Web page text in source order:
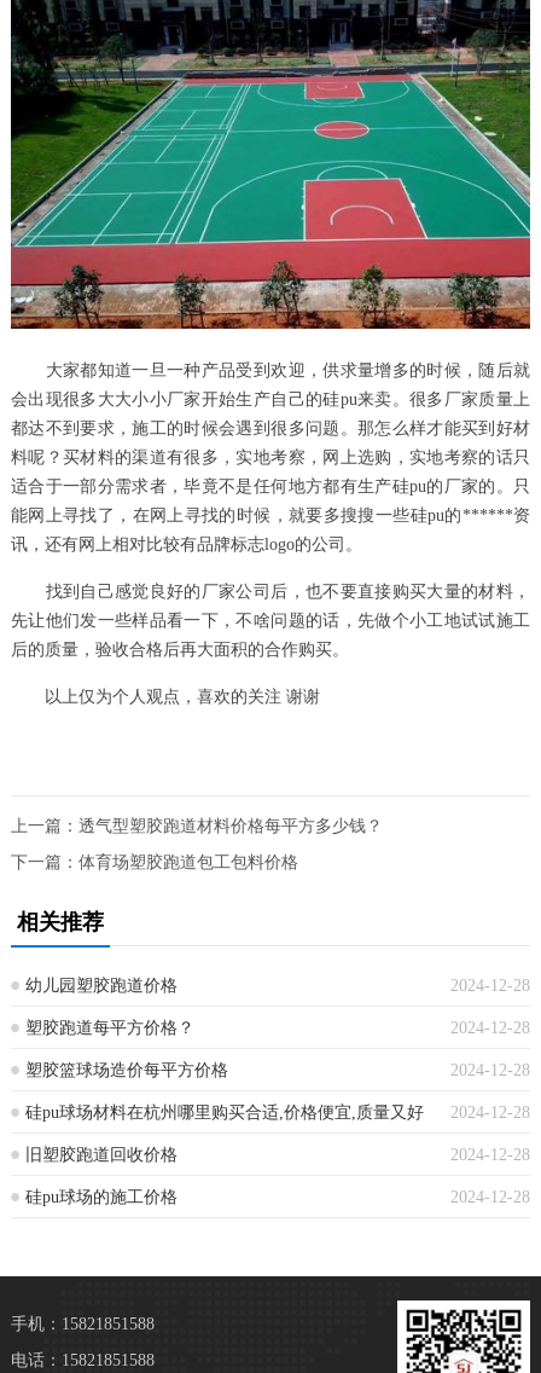
大家都知道一旦一种产品受到欢迎，供求量增多的时候，随后就
会出现很多大大小小厂家开始生产自己的硅pu来卖。很多厂家质量上
都达不到要求，施工的时候会遇到很多问题。那怎么样才能买到好材
料呢？买材料的渠道有很多，实地考察，网上选购，实地考察的话只
适合于一部分需求者，毕竟不是任何地方都有生产硅pu的厂家的。只
能网上寻找了，在网上寻找的时候，就要多搜搜一些硅pu的******资
讯，还有网上相对比较有品牌标志logo的公司。
找到自己感觉良好的厂家公司后，也不要直接购买大量的材料，
先让他们发一些样品看一下，不啥问题的话，先做个小工地试试施工
后的质量，验收合格后再大面积的合作购买。
以上仅为个人观点，喜欢的关注 谢谢
上一篇： 透气型塑胶跑道材料价格每平方多少钱？
下一篇： 体育场塑胶跑道包工包料价格
相关推荐
2024-12-28
幼儿园塑胶跑道价格
2024-12-28
塑胶跑道每平方价格？
2024-12-28
塑胶篮球场造价每平方价格
2024-12-28
硅pu球场材料在杭州哪里购买合适,价格便宜,质量又好
2024-12-28
旧塑胶跑道回收价格
2024-12-28
硅pu球场的施工价格
手机：15821851588
电话：15821851588